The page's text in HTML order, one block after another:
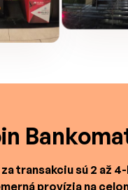
transakciu sú 2 až
provízia na